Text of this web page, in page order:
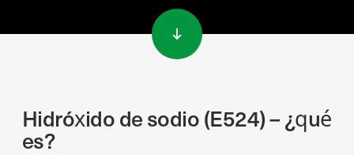
Hidróxido de sodio (E524) – ¿qué
es?